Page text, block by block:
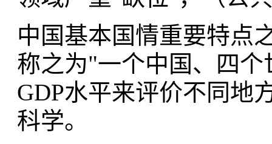
中国基本国情重要特点
称之为"一个中国、四
GDP水平来评价不同地
科学。